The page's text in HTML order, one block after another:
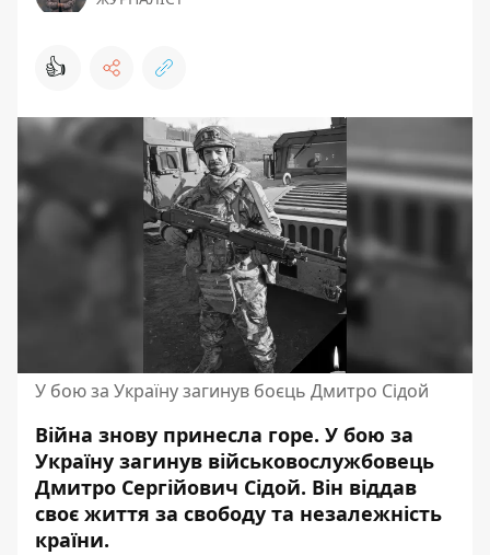
👍
У бою за Україну загинув боєць Дмитро Сідой
Війна знову принесла горе. У бою за
Україну загинув військовослужбовець
Дмитро Сергійович Сідой. Він віддав
своє життя за свободу та незалежність
країни.